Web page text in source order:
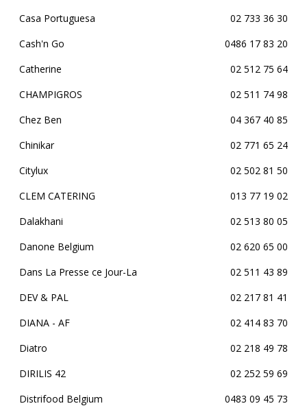
Casa Portuguesa
02 733 36 30
Cash'n Go
0486 17 83 20
Catherine
02 512 75 64
CHAMPIGROS
02 511 74 98
Chez Ben
04 367 40 85
Chinikar
02 771 65 24
Citylux
02 502 81 50
CLEM CATERING
013 77 19 02
Dalakhani
02 513 80 05
Danone Belgium
02 620 65 00
Dans La Presse ce Jour-La
02 511 43 89
DEV & PAL
02 217 81 41
DIANA - AF
02 414 83 70
Diatro
02 218 49 78
DIRILIS 42
02 252 59 69
Distrifood Belgium
0483 09 45 73